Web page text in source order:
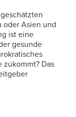
oder Asien und
ist eine
gesunde
zukommt? Das